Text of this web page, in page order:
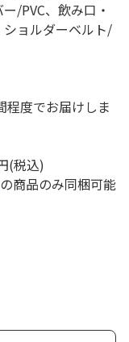
/PVC、飲み口・
ョルダーベルト/
度でお届けしま
(税込)
の商品のみ同梱可能